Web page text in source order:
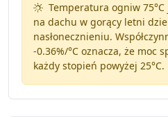
Temperatura ogniw
na dachu w gorący letni
nasłonecznieniu.
-0.36%/°Coznacza, że moc
każdy stopień powyżej 25°C.